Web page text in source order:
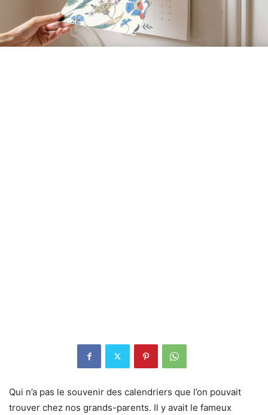
Qui n’a pas le souvenir des calendriers que l’on pouvait
trouver chez nos grands-parents. Il y avait le fameux